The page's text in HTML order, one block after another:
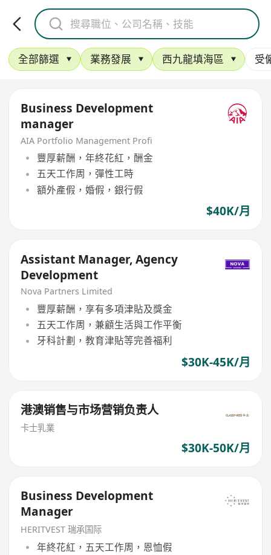
全部篩選 業務發展 西九龍填海區 受
Business Development
manager
AIA Portfolio Management Profi
豐厚薪酬，年終花紅，酬金
五天工作周，彈性工時
額外產假，婚假，銀行假
$40K/月
Assistant Manager, Agency
Development
Nova Partners Limited
豐厚薪酬，享有多項津貼及獎金
五天工作周，兼顧生活與工作平衡
牙科計劃，教育津貼等完善福利
$30K-45K/月
港澳销售与市场营销负责人
卡士乳業
$30K-50K/月
Business Development
Manager
HERITVEST 瑞承国际
年終花紅，五天工作周，恩恤假